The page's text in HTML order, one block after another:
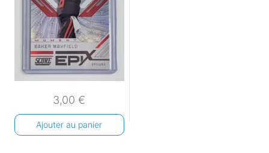
3,00€
Ajouter au panier